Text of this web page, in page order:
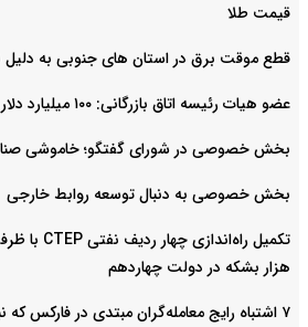
قیمت طلا
قطع موقت برق در استان های جنوبی به
عضو هیات رئیسه اتاق بازرگانی: ۱۰۰ میلیارد دلار ارز گم نشده
بخش خصوصی در شورای گفتگو؛ خاموشی
بخش خصوصی به دنبال توسعه روابط خارجی
هزار بشکه در دولت چهاردهم
۷ اشتباه رایج معامله‌گران مبتدی در فارکس که نباید مرتکب شوید